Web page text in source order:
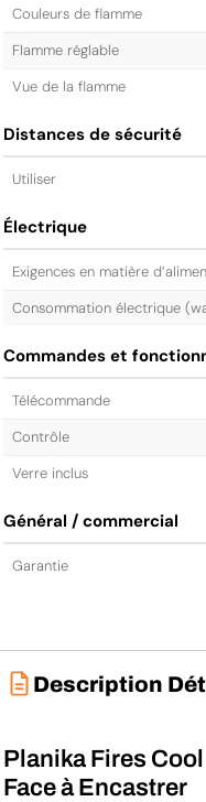
Couleurs de flamme
Flamme réglable
Vue de la flamme
Distances de sécurité
Utiliser
Électrique
Exigences en matière
Consommation électrique
Commandes et
Télécommande
Contrôle
Verre inclus
Général / commercial
Garantie
Description
Planika Fires
Face à Encastrer